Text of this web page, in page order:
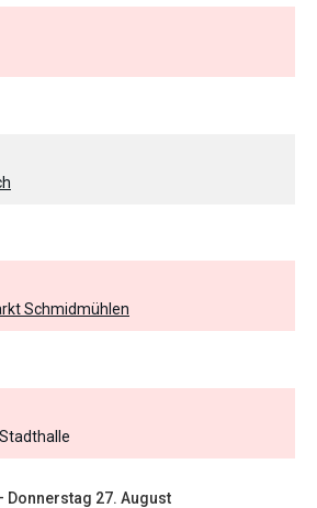
Schmidmühlen
Donnerstag 27. August